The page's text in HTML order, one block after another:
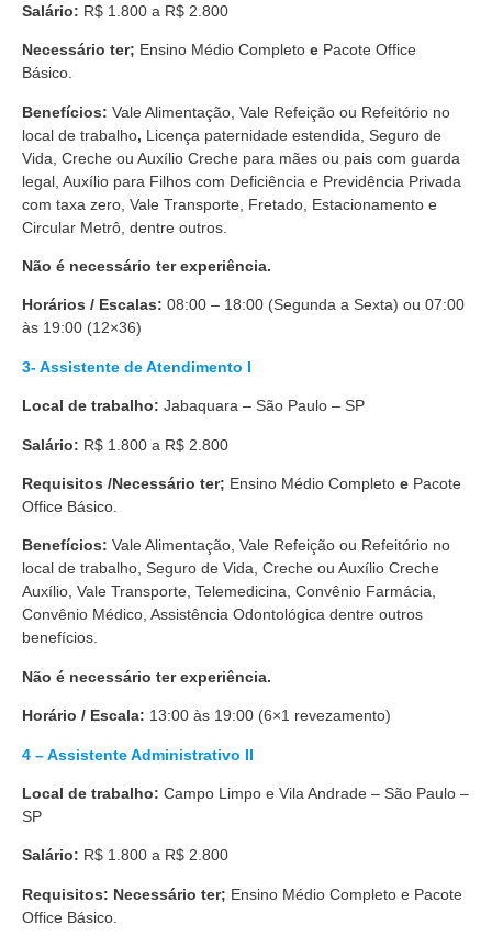
Salário: R$ 1.800 a R$ 2.800
Necessário ter; Ensino Médio Completo e Pacote Office
Básico.
Benefícios: Vale Alimentação, Vale Refeição ou Refeitório no
local de trabalho, Licença paternidade estendida, Seguro de
Vida, Creche ou Auxílio Creche para mães ou pais com guarda
legal, Auxílio para Filhos com Deficiência e Previdência Privada
com taxa zero, Vale Transporte, Fretado, Estacionamento e
Circular Metrô, dentre outros.
Não é necessário ter experiência.
Horários / Escalas: 08:00 – 18:00 (Segunda a Sexta) ou 07:00
às 19:00 (12×36)
3- Assistente de Atendimento I
Local de trabalho: Jabaquara – São Paulo – SP
Salário: R$ 1.800 a R$ 2.800
Requisitos /Necessário ter; Ensino Médio Completo e Pacote
Office Básico.
Benefícios: Vale Alimentação, Vale Refeição ou Refeitório no
local de trabalho, Seguro de Vida, Creche ou Auxílio Creche
Auxílio, Vale Transporte, Telemedicina, Convênio Farmácia,
Convênio Médico, Assistência Odontológica dentre outros
benefícios.
Não é necessário ter experiência.
Horário / Escala: 13:00 às 19:00 (6×1 revezamento)
4 – Assistente Administrativo II
Local de trabalho: Campo Limpo e Vila Andrade – São Paulo –
SP
Salário: R$ 1.800 a R$ 2.800
Requisitos: Necessário ter; Ensino Médio Completo e Pacote
Office Básico.